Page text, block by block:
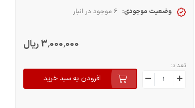
وضعیت موجودی: 6 موجود در انبار
3٬000٬000 ریال
تعداد:
افزودن به سبد خرید